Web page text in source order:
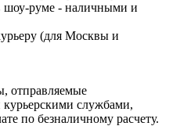
шоу-руме - наличными и
(для Москвы и
отправляемые
службами,
по безналичному расчету.